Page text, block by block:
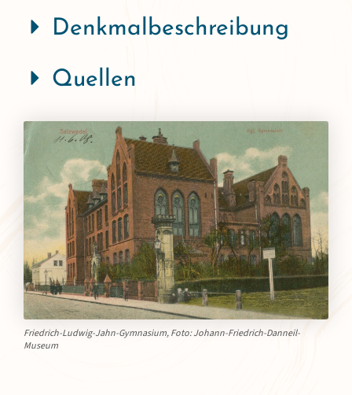
Friedrich-Ludwig-Jahn-Gymnasium, Foto: Johann-Friedrich-Danneil-
Museum
Denkmalbeschreibung
Quellen